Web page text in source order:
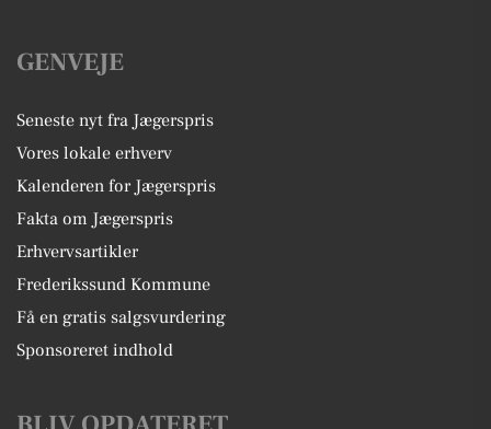
GENVEJE
Seneste nyt fra Jægerspris
Vores lokale erhverv
Kalenderen for Jægerspris
Fakta om Jægerspris
Erhvervsartikler
Frederikssund Kommune
Få en gratis salgsvurdering
Sponsoreret indhold